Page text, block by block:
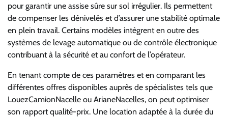
pour garantir une assise sûre sur sol irrégulier. Ils permettent
de compenser les dénivelés et d’assurer une stabilité optimale
en plein travail. Certains modèles intègrent en outre des
systèmes de levage automatique ou de contrôle électronique
contribuant à la sécurité et au confort de l’opérateur.
En tenant compte de ces paramètres et en comparant les
différentes offres disponibles auprès de spécialistes tels que
LouezCamionNacelle ou ArianeNacelles, on peut optimiser
son rapport qualité-prix. Une location adaptée à la durée du